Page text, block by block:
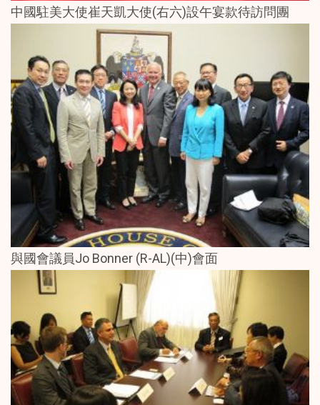
中國駐美大使崔天凱大使(右六)設午宴款待訪問團
與國會議員Jo Bonner (R-AL)(中)會面